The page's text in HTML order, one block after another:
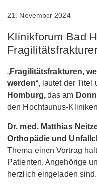
21. November 2024
Klinikforum Bad
„Fragilitätsfrakturen,
werden“, lautet der Titel
Homburg,das am
den Hochtaunus-
Dr. med. Matthias
Orthopädie und
Thema einen Vortrag
Patienten, Angehörige
herzlich eingeladen sind.